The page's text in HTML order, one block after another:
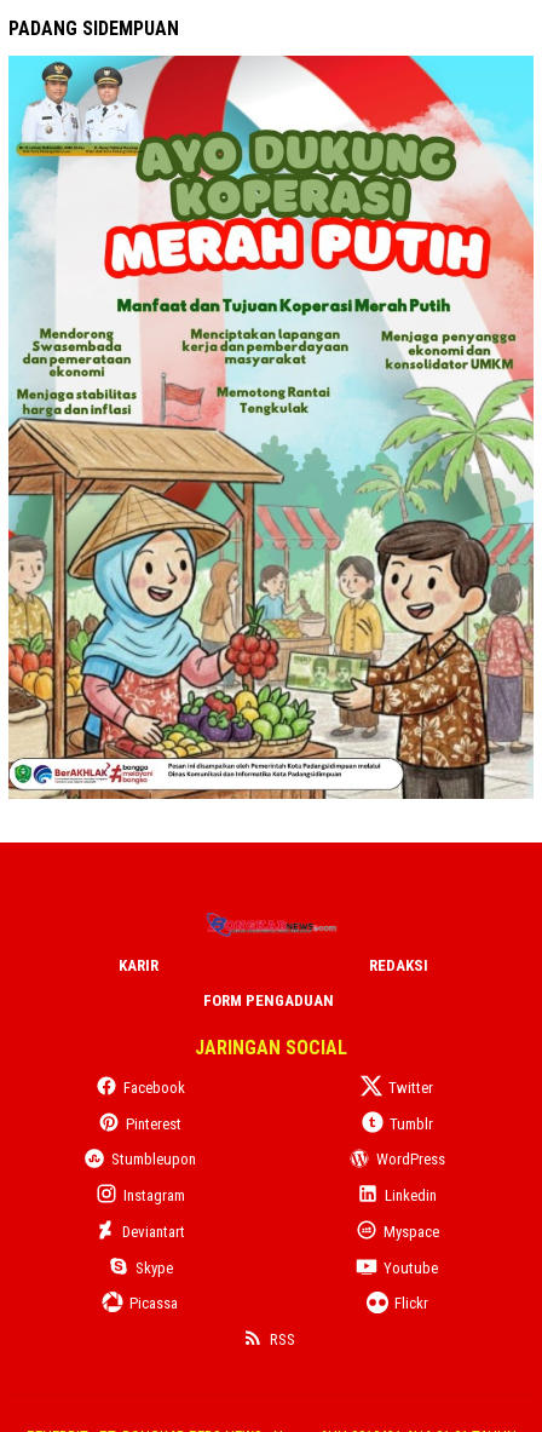
PADANG SIDEMPUAN
KARIR
REDAKSI
FORM PENGADUAN
JARINGAN SOCIAL
Facebook
Twitter
Pinterest
Tumblr
Stumbleupon
WordPress
Instagram
Linkedin
Deviantart
Myspace
Skype
Youtube
Picassa
Flickr
RSS